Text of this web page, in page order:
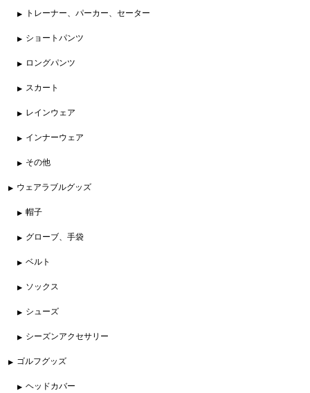
トレーナー、パーカー、セーター
ショートパンツ
ロングパンツ
スカート
レインウェア
インナーウェア
その他
ウェアラブルグッズ
帽子
グローブ、手袋
ベルト
ソックス
シューズ
シーズンアクセサリー
ゴルフグッズ
ヘッドカバー